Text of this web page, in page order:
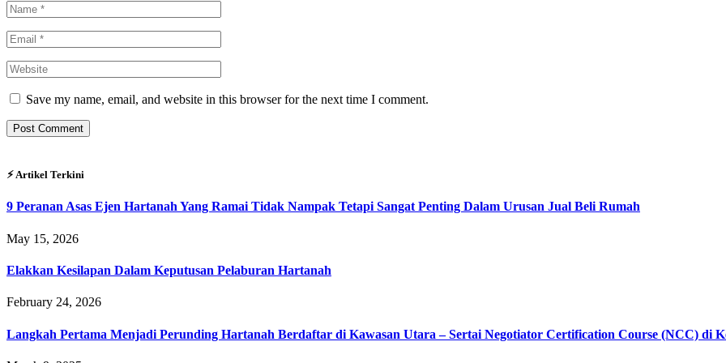
Save my name, email, and website in this browser for the next time I comment.
⚡︎ Artikel Terkini
9 Peranan Asas Ejen Hartanah Yang Ramai Tidak Nampak Tetapi Sangat Penting Dalam Urusan Jual Beli Rumah
May 15, 2026
Elakkan Kesilapan Dalam Keputusan Pelaburan Hartanah
February 24, 2026
Langkah Pertama Menjadi Perunding Hartanah Berdaftar di Kawasan Utara – Sertai Negotiator Certification Course (NCC) di